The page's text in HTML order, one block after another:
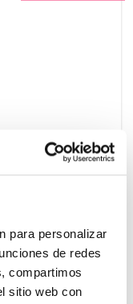
para personalizar
de redes
compartimos
sitio web con
69.00€